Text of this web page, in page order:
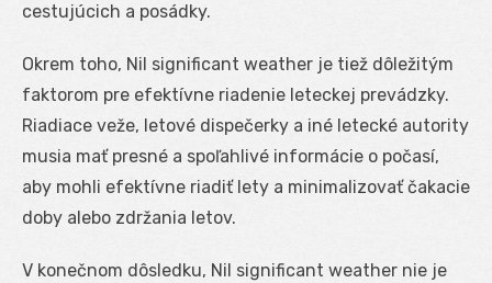
cestujúcich a posádky.
Okrem toho, Nil significant weather je tiež dôležitým
faktorom pre efektívne riadenie leteckej prevádzky.
Riadiace veže, letové dispečerky a iné letecké autority
musia mať presné a spoľahlivé informácie o počasí,
aby mohli efektívne riadiť lety a minimalizovať čakacie
doby alebo zdržania letov.
V konečnom dôsledku, Nil significant weather nie je